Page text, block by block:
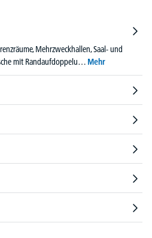
Mehrzweckhallen, Saal- und
mit Randaufdoppelu… Mehr